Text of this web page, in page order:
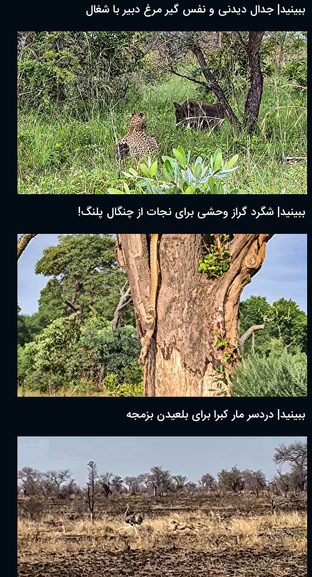
ببینید| جدال دیدنی و نفس گیر مرغ دبیر با شغال
ببینید| شگرد گراز وحشی برای نجات از چنگال پلنگ!
ببینید| دردسر مار کبرا برای بلعیدن بزمجه